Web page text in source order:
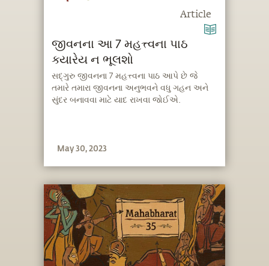
Article
જીવનના આ 7 મહત્ત્વના પાઠ
ક્યારેય ન ભૂલશો
સદ્‍ગુરુ જીવનના 7 મહત્ત્વના પાઠ આપે છે જે
તમારે તમારા જીવનના અનુભવને વધુ ગહન અને
સુંદર બનાવવા માટે યાદ રાખવા જોઈએ.
May 30, 2023